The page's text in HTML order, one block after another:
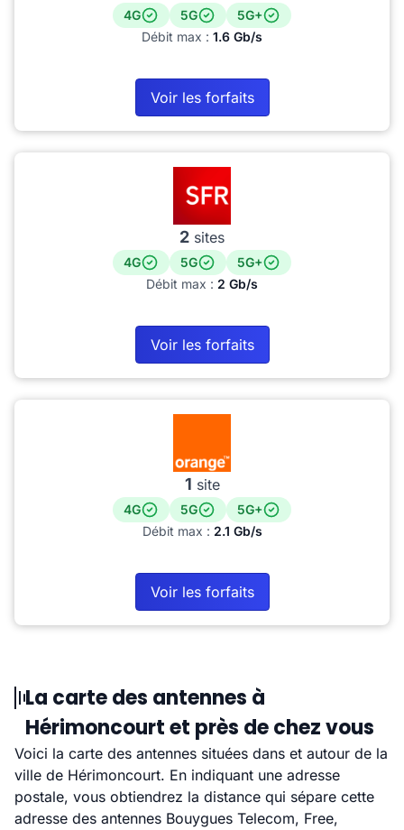
4G 5G
5G+
Débit max : 1.6 Gb/s
Voir les forfaits
2 sites
4G 5G
5G+
Débit max : 2 Gb/s
Voir les forfaits
1 site
4G 5G
5G+
Débit max : 2.1 Gb/s
Voir les forfaits
La carte des antennes à
Hérimoncourt et près de chez vous
Voici la carte des antennes situées dans et autour de la
ville de Hérimoncourt. En indiquant une adresse
postale, vous obtiendrez la distance qui sépare cette
adresse des antennes Bouygues Telecom, Free,